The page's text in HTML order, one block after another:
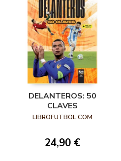
DELANTEROS: 50
CLAVES
LIBROFUTBOL.COM
24,90 €